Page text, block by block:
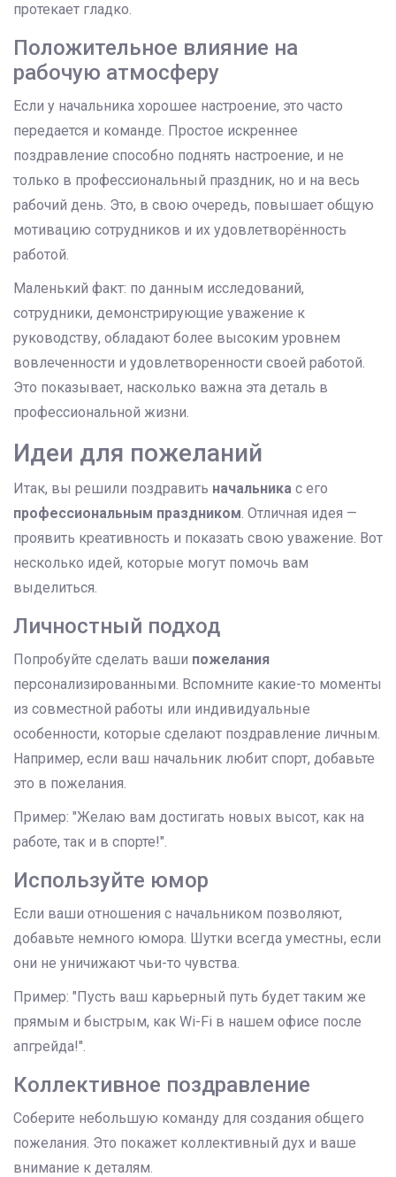
протекает гладко.
Положительное влияние на
рабочую атмосферу
Если у начальника хорошее настроение, это часто
передается и команде. Простое искреннее
поздравление способно поднять настроение, и не
только в профессиональный праздник, но и на весь
рабочий день. Это, в свою очередь, повышает общую
мотивацию сотрудников и их удовлетворённость
работой.
Маленький факт: по данным исследований,
сотрудники, демонстрирующие уважение к
руководству, обладают более высоким уровнем
вовлеченности и удовлетворенности своей работой.
Это показывает, насколько важна эта деталь в
профессиональной жизни.
Идеи для пожеланий
Итак, вы решили поздравить начальника с его
профессиональным праздником. Отличная идея —
проявить креативность и показать свою уважение. Вот
несколько идей, которые могут помочь вам
выделиться.
Личностный подход
Попробуйте сделать ваши пожелания
персонализированными. Вспомните какие-то моменты
из совместной работы или индивидуальные
особенности, которые сделают поздравление личным.
Например, если ваш начальник любит спорт, добавьте
это в пожелания.
Пример: "Желаю вам достигать новых высот, как на
работе, так и в спорте!".
Используйте юмор
Если ваши отношения с начальником позволяют,
добавьте немного юмора. Шутки всегда уместны, если
они не уничижают чьи-то чувства.
Пример: "Пусть ваш карьерный путь будет таким же
прямым и быстрым, как Wi-Fi в нашем офисе после
апгрейда!".
Коллективное поздравление
Соберите небольшую команду для создания общего
пожелания. Это покажет коллективный дух и ваше
внимание к деталям.